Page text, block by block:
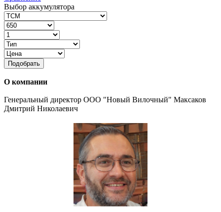
Выбор аккумулятора
Подобрать
О компании
Генеральный директор ООО "Новый Вилочный" Максаков
Дмитрий Николаевич